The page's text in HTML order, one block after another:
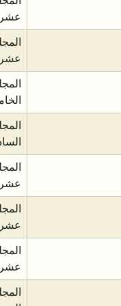
عشر
عشر
عشر
عشر
عشر